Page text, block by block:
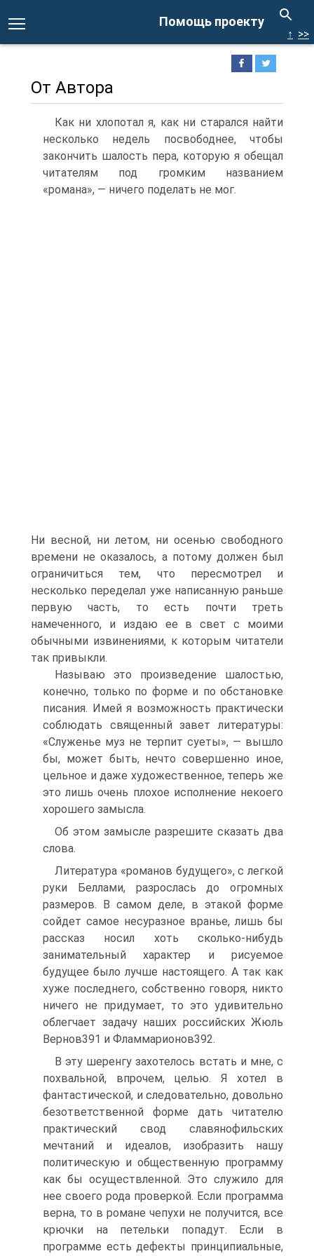
Помощь проекту
↑ >>
От Автора
Как ни хлопотал я, как ни старался найти
несколько недель посвободнее, чтобы
закончить шалость пера, которую я обещал
читателям под громким названием
«романа», — ничего поделать не мог.
Ни весной, ни летом, ни осенью свободного
времени не оказалось, а потому должен был
ограничиться тем, что пересмотрел и
несколько переделал уже написанную раньше
первую часть, то есть почти треть
намеченного, и издаю ее в свет с моими
обычными извинениями, к которым читатели
так привыкли.
Называю это произведение шалостью,
конечно, только по форме и по обстановке
писания. Имей я возможность практически
соблюдать священный завет литературы:
«Служенье муз не терпит суеты», — вышло
бы, может быть, нечто совершенно иное,
цельное и даже художественное, теперь же
это лишь очень плохое исполнение некоего
хорошего замысла.
Об этом замысле разрешите сказать два
слова.
Литература «романов будущего», с легкой
руки Беллами, разрослась до огромных
размеров. В самом деле, в этакой форме
сойдет самое несуразное вранье, лишь бы
рассказ носил хоть сколько-нибудь
занимательный характер и рисуемое
будущее было лучше настоящего. А так как
хуже последнего, собственно говоря, никто
ничего не придумает, то это удивительно
облегчает задачу наших российских Жюль
Вернов391 и Фламмарионов392.
В эту шеренгу захотелось встать и мне, с
похвальной, впрочем, целью. Я хотел в
фантастической, и следовательно, довольно
безответственной форме дать читателю
практический свод славянофильских
мечтаний и идеалов, изобразить нашу
политическую и общественную программу
как бы осуществленной. Это служило для
нее своего рода проверкой. Если программа
верна, то в романе чепухи не получится, все
крючки на петельки попадут. Если в
программе есть дефекты принципиальные,